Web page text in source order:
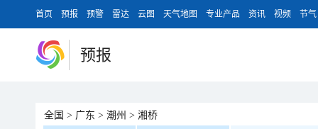
首页 预报 预警 雷达 云图 天气地图 专业产品 资讯 视频 节气
预报
全国 > 广东 > 潮州 > 湘桥